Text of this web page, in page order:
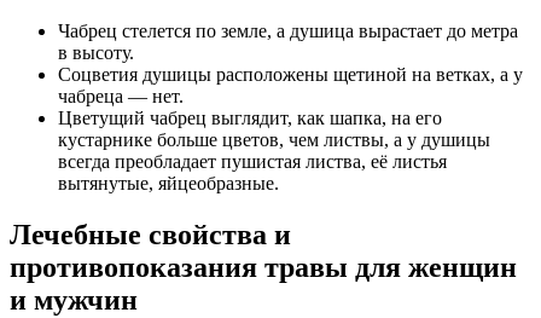
Чабрец стелется по земле, а душица вырастает до метра
в высоту.
Соцветия душицы расположены щетиной на ветках, а у
чабреца — нет.
Цветущий чабрец выглядит, как шапка, на его
кустарнике больше цветов, чем листвы, а у душицы
всегда преобладает пушистая листва, её листья
вытянутые, яйцеобразные.
Лечебные свойства и
противопоказания травы для женщин
и мужчин